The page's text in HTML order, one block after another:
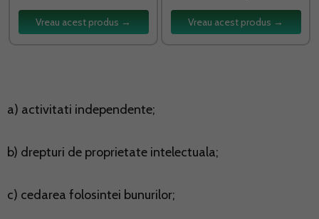
Vreau acest produs → Vreau acest produs →
a) activitati independente;
b) drepturi de proprietate intelectuala;
c) cedarea folosintei bunurilor;